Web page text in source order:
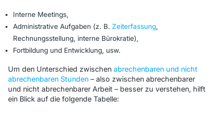
Interne Meetings,
Administrative Aufgaben (z. B. Zeiterfassung
Rechnungsstellung, interne Bürokratie),
Fortbildung und Entwicklung, usw.
Um den Unterschied zwischen abrechenbaren und nicht
abrechenbaren Stunden – also zwischen abrechenbarer
und nicht abrechenbarer Arbeit – besser zu verstehen, hilft
ein Blick auf die folgende Tabelle: